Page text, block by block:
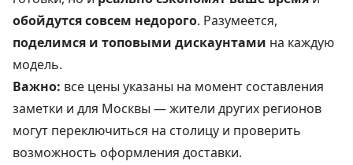
обойдутся совсем недорого. Разумеется,
поделимся и топовыми дискаунтами на каждую
модель.
Важно: все цены указаны на момент составления
заметки и для Москвы — жители других регионов
могут переключиться на столицу и проверить
возможность оформления доставки.